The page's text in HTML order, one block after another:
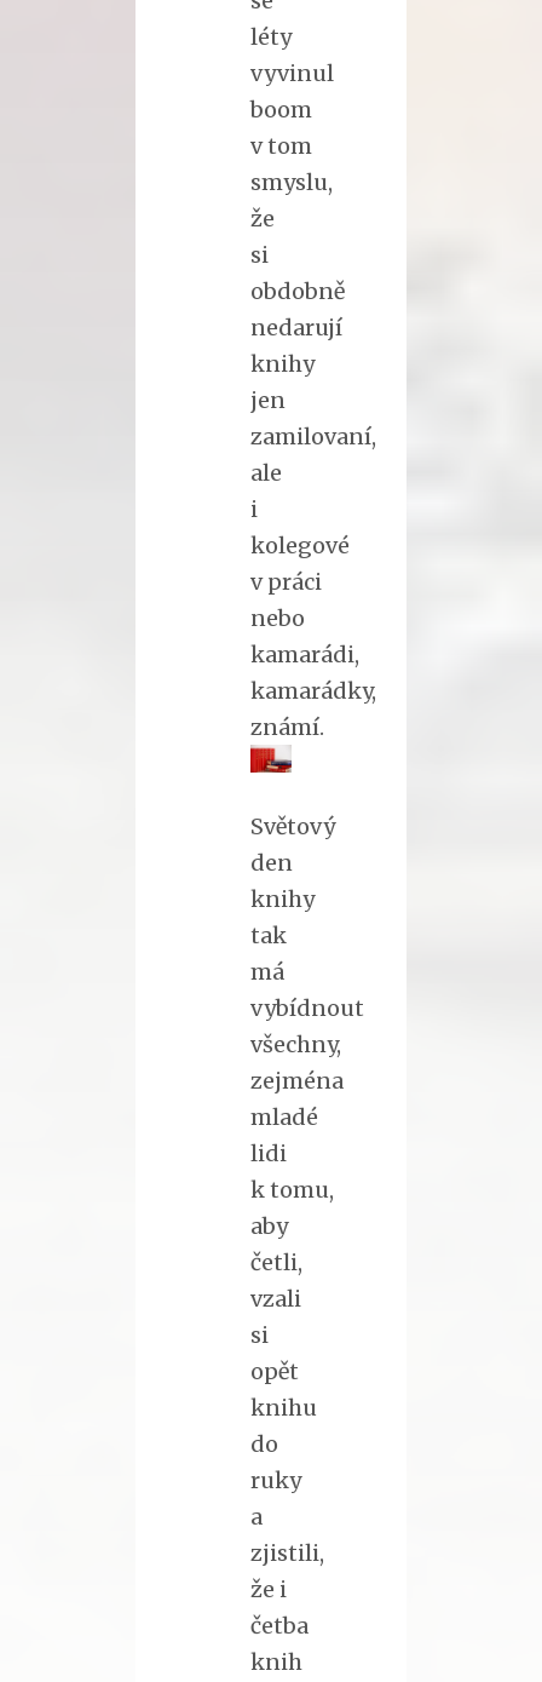
léty
vyvinul
boom
v tom
smyslu,
že
si
obdobně
nedarují
knihy
jen
zamilovaní,
ale
i
kolegové
v práci
nebo
kamarádi,
kamarádky,
známí.
Světový
den
knihy
tak
má
vybídnout
všechny,
zejména
mladé
lidi
k tomu,
aby
četli,
vzali
si
opět
knihu
do
ruky
a
zjistili,
že i
četba
knih